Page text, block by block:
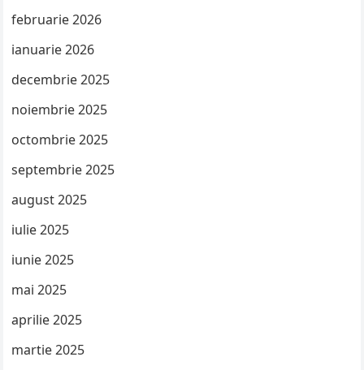
februarie 2026
ianuarie 2026
decembrie 2025
noiembrie 2025
octombrie 2025
septembrie 2025
august 2025
iulie 2025
iunie 2025
mai 2025
aprilie 2025
martie 2025